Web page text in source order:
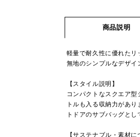
商品説明
軽量で耐久性に優れたリ
無地のシンプルなデザイ
【スタイル説明】
コンパクトなスクエア
トルも入る収納力があ
トドアのサブバッグとし
【サステナブル・素材に